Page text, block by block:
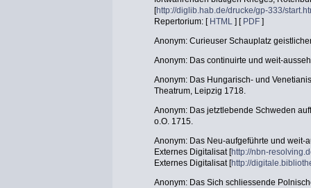
[http://diglib.hab.de/drucke/gp-333/
Repertorium: [HTML ] [PDF ]
Anonym: Curieuser Schauplatz
Anonym: Das continuirte und weit-
Anonym: Das Hungarisch- und
Theatrum, Leipzig 1718.
Anonym: Das jetztlebende Schweden
o.O. 1715.
Anonym: Das Neu-aufgeführte und weit-
Externes Digitalisat [http://nbn-
Externes Digitalisat [http://
Anonym: Das Sich schliessende